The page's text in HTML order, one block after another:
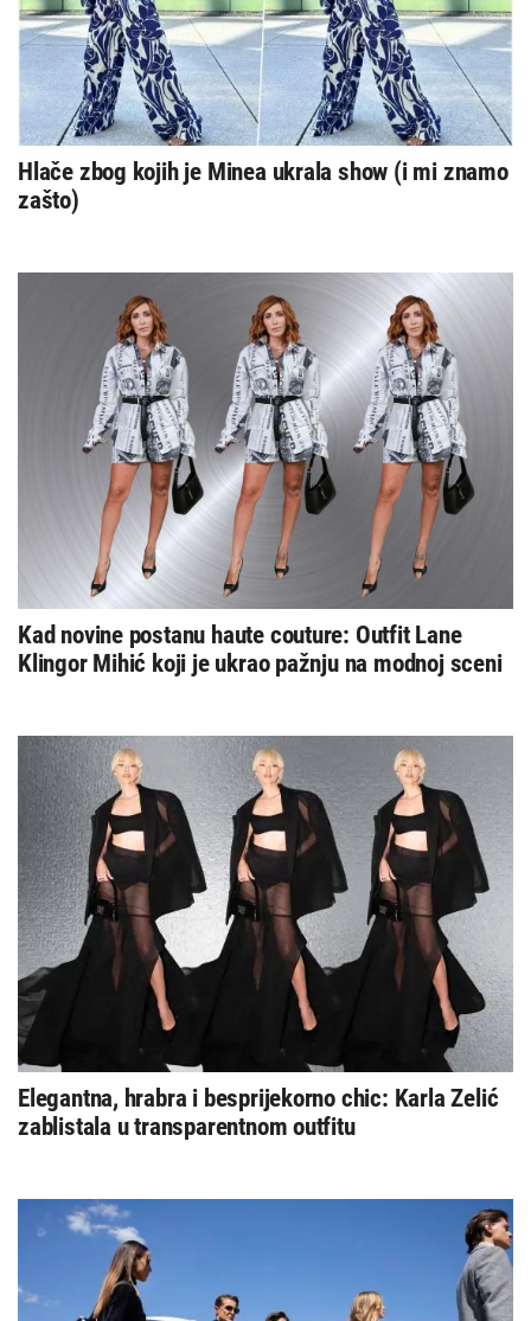
Hlače zbog kojih je Minea ukrala show (i mi znamo
zašto)
Kad novine postanu haute couture: Outfit Lane
Klingor Mihić koji je ukrao pažnju na modnoj sceni
Elegantna, hrabra i besprijekorno chic: Karla Zelić
zablistala u transparentnom outfitu